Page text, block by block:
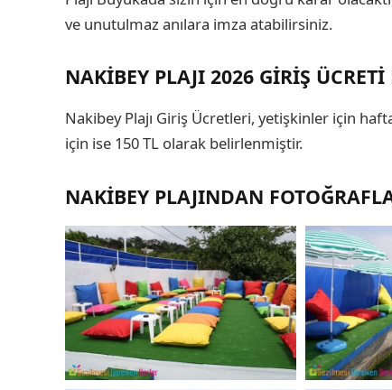
ve unutulmaz anılara imza atabilirsiniz.
NAKIBEY PLAJI 2026 GIRIŞ ÜCRETI
Nakibey Plajı Giriş Ücretleri, yetişkinler için
için ise 150 TL olarak belirlenmiştir.
NAKIBEY PLAJINDAN